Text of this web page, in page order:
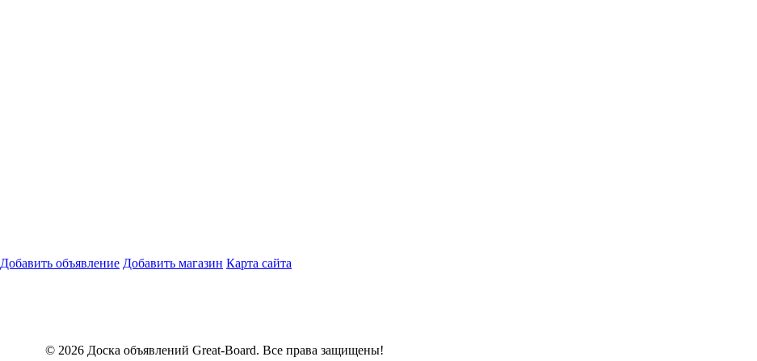
Добавить объявление Добавить магазин Карта сайта
© 2026 Доска объявлений Great-Board. Все права защищены!